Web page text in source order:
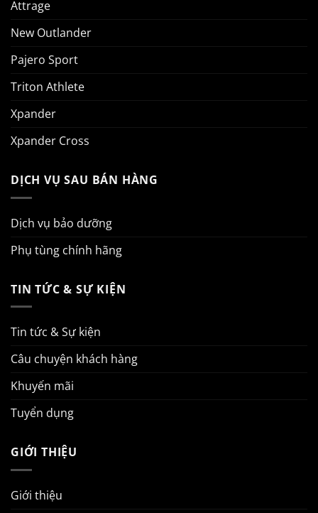
Attrage
New Outlander
Pajero Sport
Triton Athlete
Xpander
Xpander Cross
DỊCH VỤ SAU BÁN HÀNG
Dịch vụ bảo dưỡng
Phụ tùng chính hãng
TIN TỨC & SỰ KIỆN
Tin tức & Sự kiện
Câu chuyện khách hàng
Khuyến mãi
Tuyển dụng
GIỚI THIỆU
Giới thiệu